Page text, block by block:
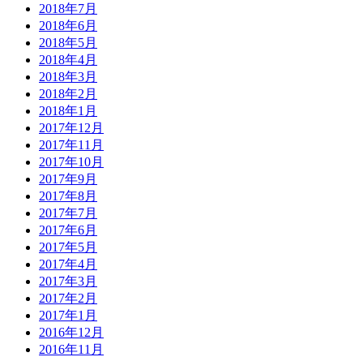
2018年7月
2018年6月
2018年5月
2018年4月
2018年3月
2018年2月
2018年1月
2017年12月
2017年11月
2017年10月
2017年9月
2017年8月
2017年7月
2017年6月
2017年5月
2017年4月
2017年3月
2017年2月
2017年1月
2016年12月
2016年11月